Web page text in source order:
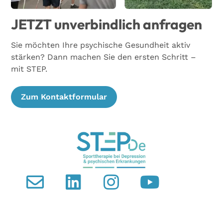
JETZT unverbindlich anfragen
Sie möchten Ihre psychische Gesundheit aktiv
stärken? Dann machen Sie den ersten Schritt –
mit STEP.
Zum Kontaktformular